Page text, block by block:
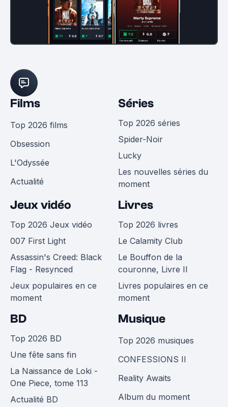
Films
Top 2026 films
Obsession
L'Odyssée
Actualité
Séries
Top 2026 séries
Spider-Noir
Lucky
Les nouvelles séries du
moment
Jeux vidéo
Top 2026 Jeux vidéo
007 First Light
Assassin's Creed: Black
Flag - Resynced
Jeux populaires en ce
moment
Livres
Top 2026 livres
Le Calamity Club
Le Bouffon de la
couronne, Livre II
Livres populaires en ce
moment
BD
Top 2026 BD
Une fête sans fin
La Naissance de Loki -
One Piece, tome 113
Actualité BD
Musique
Top 2026 musiques
CONFESSIONS II
Reality Awaits
Album du moment